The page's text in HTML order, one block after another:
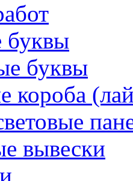
буквы
буквы
короба
вывески